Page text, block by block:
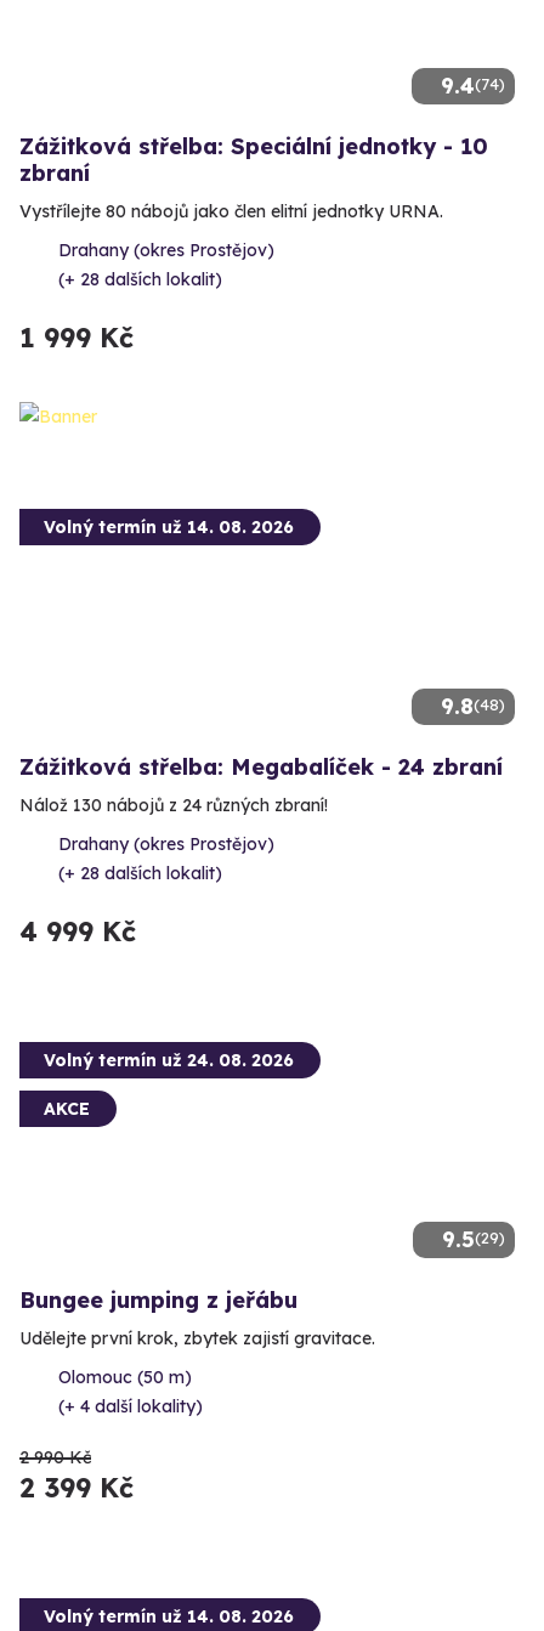
9.4(74)
Zážitková střelba: Speciální jednotky - 10
zbraní
Vystřílejte 80 nábojů jako člen elitní jednotky URNA.
Drahany (okres Prostějov)
(+ 28 dalších lokalit)
1 999 Kč
9.8(48)
Volný termín už 14. 08. 2026
Zážitková střelba: Megabalíček - 24 zbraní
Nálož 130 nábojů z 24 různých zbraní!
Drahany (okres Prostějov)
(+ 28 dalších lokalit)
4 999 Kč
9.5(29)
Volný termín už 24. 08. 2026
AKCE
Bungee jumping z jeřábu
Udělejte první krok, zbytek zajistí gravitace.
Olomouc (50 m)
(+ 4 další lokality)
2 990 Kč
2 399 Kč
Volný termín už 14. 08. 2026